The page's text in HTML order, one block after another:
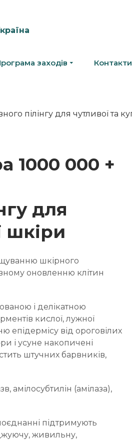
заходів Контакти
1000 000 +
для
шкіри
шкірного
оновленню клітин
і делікатною
кислої, лужної
епідермісу від ороговілих
і усуне накопичені
штучних барвників,
амілосубтилін (амілаза),
підтримують
живильну,